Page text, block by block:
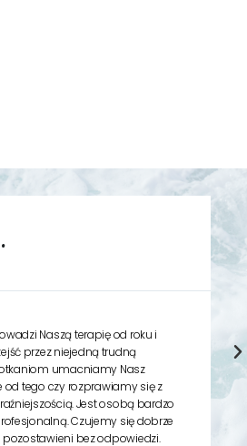
Naszą terapię od roku i
przez niejedną trudną
umacniamy Nasz
od tego czy rozprawiamy się z
Jest osobą bardzo
Czujemy się dobrze
bez odpowiedzi.